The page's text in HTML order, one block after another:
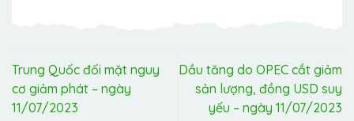
Trung Quốc đối mặt nguy
cơ giảm phát – ngày
11/07/2023
Dầu tăng do OPEC cắt giảm
sản lượng, đồng USD suy
yếu – ngày 11/07/2023